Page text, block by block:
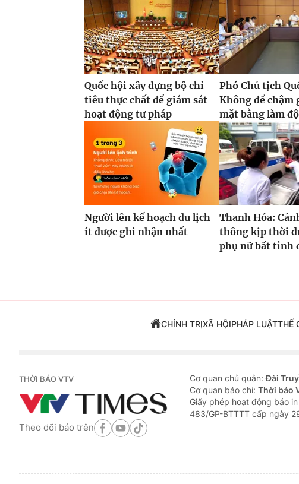
Quốc hội xây dựng bộ chỉ
tiêu thực chất để giám sát
hoạt động tư pháp
Phó Chủ tịch
Không để chậm
mặt bằng làm
Người lên kế hoạch du lịch
ít được ghi nhận nhất
Thanh Hóa:
thông kịp thời
phụ nữ bất tỉnh
CHÍNH TRỊXÃ HỘIPHÁP LUẬTTHẾ
THỜI BÁO VTV
Theo dõi báo trên
Cơ quan chủ quản:Đài
Cơ quan báo chí: Thời báo
Giấy phép hoạt động báo
483/GP-BTTTT cấp ngày